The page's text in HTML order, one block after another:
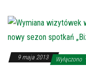
9 maja 2013 Wyłączono